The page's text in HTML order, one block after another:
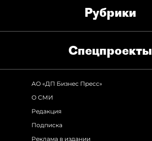
Рубрики
Спец­проекты
АО «ДП Бизнес Пресс»
О СМИ
Редакция
Подписка
Реклама в издании